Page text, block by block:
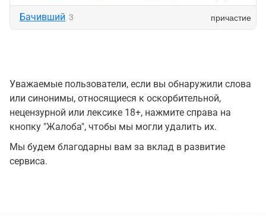
Бачивший 3 причастие
Уважаемые пользователи, если вы обнаружили слова
или синонимы, относящиеся к оскорбительной,
нецензурной или лексике 18+, нажмите справа на
кнопку "Жалоба", чтобы мы могли удалить их.
Мы будем благодарны вам за вклад в развитие
сервиса.